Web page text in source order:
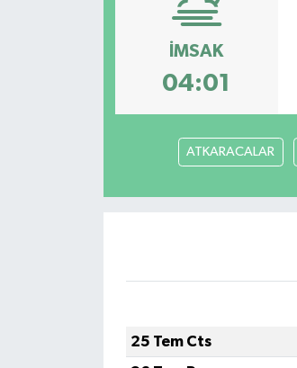
İMSAK
04:01
ATKARACALAR
25 Tem Cts
KÜLTÜR - SANAT